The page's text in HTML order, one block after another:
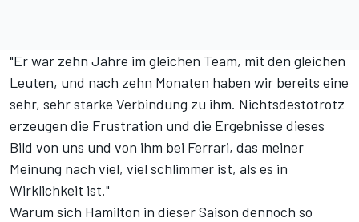
"Er war zehn Jahre im gleichen Team, mit den gleichen
Leuten, und nach zehn Monaten haben wir bereits eine
sehr, sehr starke Verbindung zu ihm. Nichtsdestotrotz
erzeugen die Frustration und die Ergebnisse dieses
Bild von uns und von ihm bei Ferrari, das meiner
Meinung nach viel, viel schlimmer ist, als es in
Wirklichkeit ist."
Warum sich Hamilton in dieser Saison dennoch so